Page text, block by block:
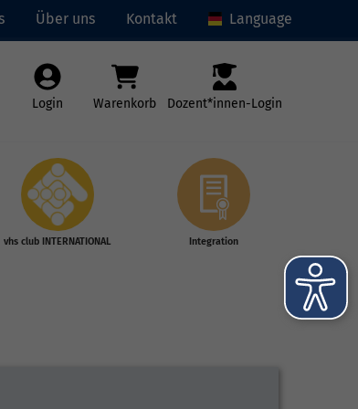
Über uns Kontakt Language
Login Warenkorb Dozent*innen-Login
vhs club INTERNATIONAL Integration